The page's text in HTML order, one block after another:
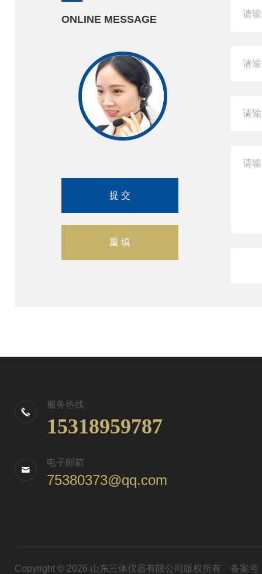
ONLINE MESSAGE
服务热线
15318959787
电子邮箱
75380373@qq.com
Copyright © 2026 山东三体仪器有限公司版权所有 备案号